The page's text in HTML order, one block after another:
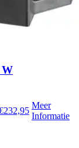
Meer
Informatie